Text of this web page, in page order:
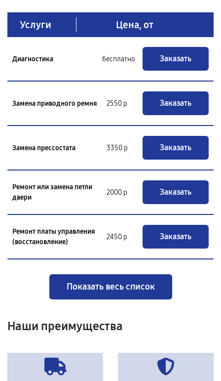
Услуги Цена, от
Диагностика бесплатно Заказать
Замена приводного ремня 2550 р Заказать
Замена прессостата 3350 р Заказать
Ремонт или замена петли
двери
2000 р Заказать
Ремонт платы управления
(восстановление)
2450 р Заказать
Показать весь список
Наши преимущества